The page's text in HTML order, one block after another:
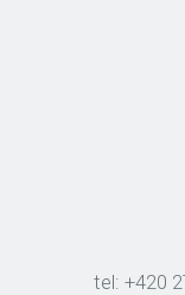
tel: +420